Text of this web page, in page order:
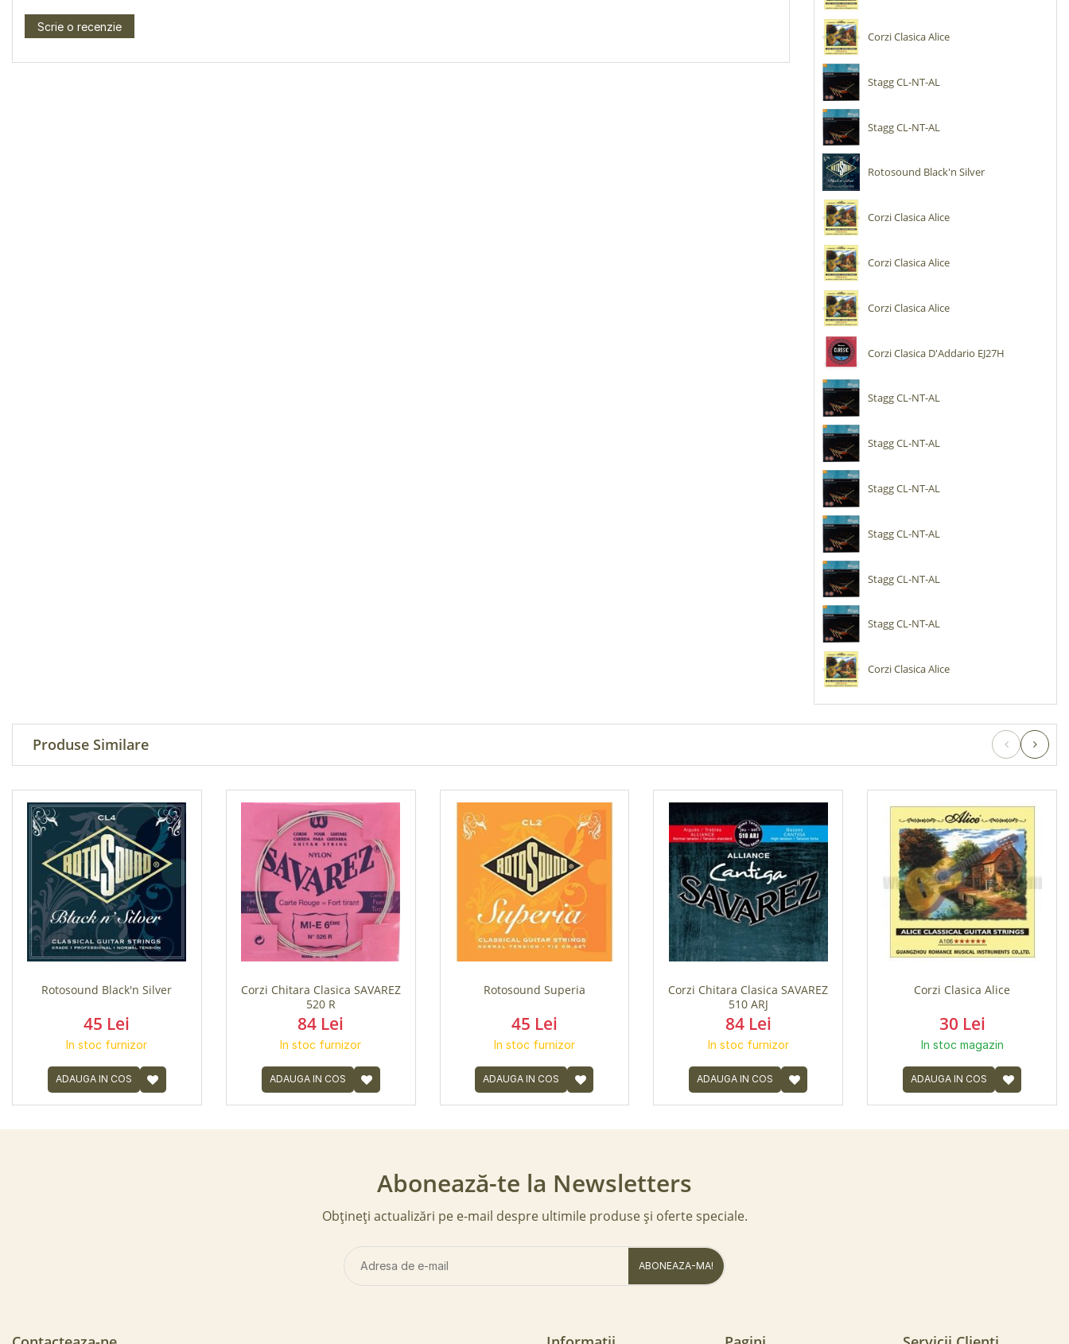
Scrie o recenzie
Corzi Clasica Alice
Stagg CL-NT-AL
Stagg CL-NT-AL
Rotosound Black'n Silver
Corzi Clasica Alice
Corzi Clasica Alice
Corzi Clasica Alice
Corzi Clasica D'Addario EJ27H
Stagg CL-NT-AL
Stagg CL-NT-AL
Stagg CL-NT-AL
Stagg CL-NT-AL
Stagg CL-NT-AL
Stagg CL-NT-AL
Corzi Clasica Alice
Produse Similare
Rotosound Black'n Silver
45 Lei
In stoc furnizor
ADAUGA IN COS
Corzi Chitara Clasica SAVAREZ
520 R
84 Lei
In stoc furnizor
ADAUGA IN COS
Rotosound Superia
45 Lei
In stoc furnizor
ADAUGA IN COS
Corzi Chitara Clasica SAVAREZ
510 ARJ
84 Lei
In stoc furnizor
ADAUGA IN COS
Corzi Clasica Alice
30 Lei
In stoc magazin
ADAUGA IN COS
Abonează-te la Newsletters
Obțineți actualizări pe e-mail despre ultimile produse și oferte speciale.
ABONEAZA-MA!